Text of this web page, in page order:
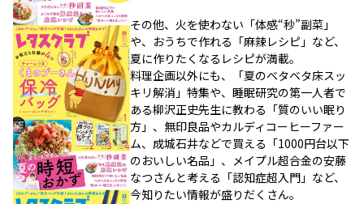
その他、火を使わない「体感“秒”副菜」
や、おうちで作れる「麻辣レシピ」など、
夏に作りたくなるレシピが満載。
料理企画以外にも、「夏のベタベタ床スッ
キリ解消」特集や、睡眠研究の第一人者で
ある柳沢正史先生に教わる「質のいい眠り
方」、無印良品やカルディコーヒーファー
ム、成城石井などで買える「1000円台以下
のおいしい名品」、メイプル超合金の安藤
なつさんと考える「認知症超入門」など、
今知りたい情報が盛りだくさん。